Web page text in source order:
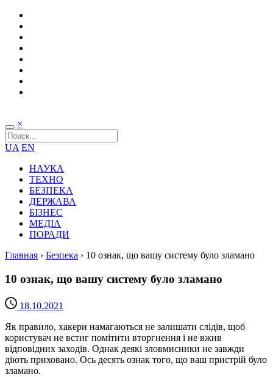
×
UA EN
НАУКА
ТЕХНО
БЕЗПЕКА
ДЕРЖАВА
БІЗНЕС
МЕДІА
ПОРАДИ
Главная › Безпека › 10 ознак, що вашу систему було зламано
10 ознак, що вашу систему було зламано
18.10.2021
Як правило, хакери намагаються не залишати слідів, щоб
користувач не встиг помітити вторгнення і не вжив
відповідних заходів. Однак деякі зловмисники не завжди
діють приховано. Ось десять ознак того, що ваш пристрій було
зламано.